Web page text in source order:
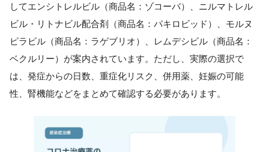
してエンシトレルビル（商品名：ゾコーバ）、ニルマトレル
ビル・リトナビル配合剤（商品名：パキロビッド）、モルヌ
ピラビル（商品名：ラゲブリオ）、レムデシビル（商品名：
ベクルリー）が案内されています。ただし、実際の選択で
は、発症からの日数、重症化リスク、併用薬、妊娠の可能
性、腎機能などをまとめて確認する必要があります。